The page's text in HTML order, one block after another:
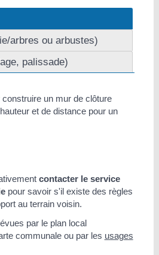
arbres ou arbustes)
palissade)
et de distance pour un
contacter le service
pour savoir s'il existe des règles
au terrain voisin.
par le plan local
communale ou par les usages